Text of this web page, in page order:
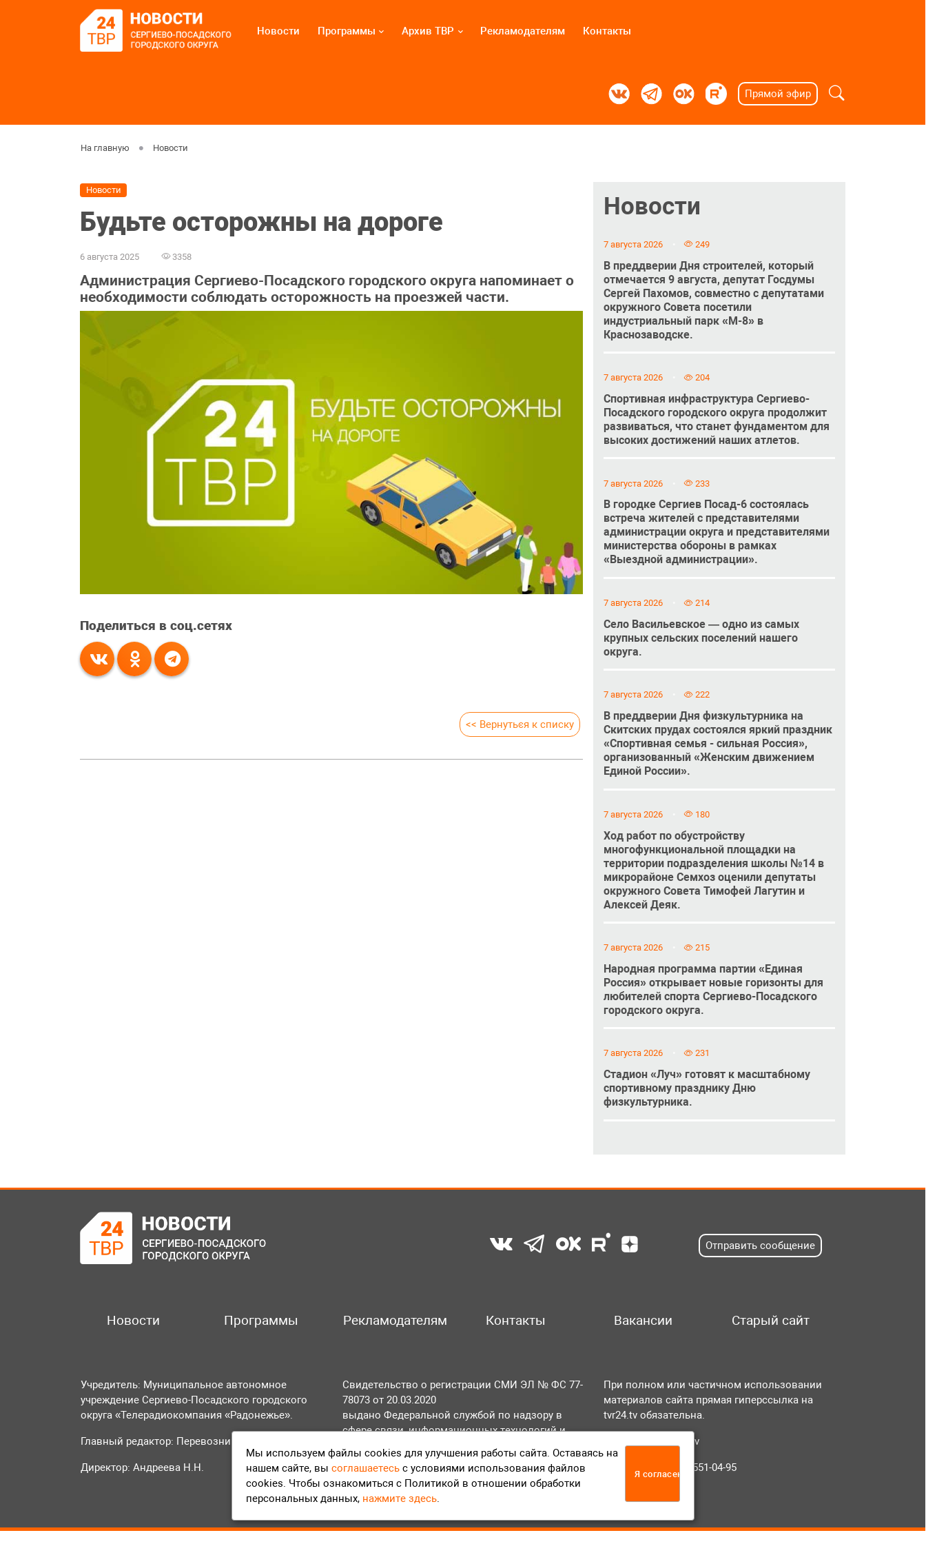
Новости Программы Архив ТВР Рекламодателям Контакты
Прямой эфир
На главную Новости
Новости
Будьте осторожны на дороге
6 августа 2025 3358
Администрация Сергиево-Посадского городского округа напоминает о
необходимости соблюдать осторожность на проезжей части.
Поделиться в соц.сетях
<< Вернуться к списку
Новости
7 августа 2026 249
В преддверии Дня строителей, который
отмечается 9 августа, депутат Госдумы
Сергей Пахомов, совместно с депутатами
окружного Совета посетили
индустриальный парк «М-8» в
Краснозаводске.
7 августа 2026 204
Спортивная инфраструктура Сергиево-
Посадского городского округа продолжит
развиваться, что станет фундаментом для
высоких достижений наших атлетов.
7 августа 2026 233
В городке Сергиев Посад-6 состоялась
встреча жителей с представителями
администрации округа и представителями
министерства обороны в рамках
«Выездной администрации».
7 августа 2026 214
Село Васильевское — одно из самых
крупных сельских поселений нашего
округа.
7 августа 2026 222
В преддверии Дня физкультурника на
Скитских прудах состоялся яркий праздник
«Спортивная семья - сильная Россия»,
организованный «Женским движением
Единой России».
7 августа 2026 180
Ход работ по обустройству
многофункциональной площадки на
территории подразделения школы №14 в
микрорайоне Семхоз оценили депутаты
окружного Совета Тимофей Лагутин и
Алексей Деяк.
7 августа 2026 215
Народная программа партии «Единая
Россия» открывает новые горизонты для
любителей спорта Сергиево-Посадского
городского округа.
7 августа 2026 231
Стадион «Луч» готовят к масштабному
спортивному празднику Дню
физкультурника.
Отправить сообщение
Новости Программы Рекламодателям Контакты Вакансии Старый сайт
Учредитель: Муниципальное автономное
учреждение Сергиево-Посадского городского
округа «Телерадиокомпания «Радонежье».
Главный редактор: Перевозникова О.А.
Директор: Андреева Н.Н.
Свидетельство о регистрации СМИ ЭЛ № ФС 77-
78073 от 20.03.2020
выдано Федеральной службой по надзору в
сфере связи, информационных технологий и
массовых коммуникаций (Роскомнадзор).
Положение об обработке персональных данных
Согласие на обработку персональных данных
При полном или частичном использовании
материалов сайта прямая гиперссылка на
tvr24.tv обязательна.
info@tvr24.tv
Телефон: +7 (496) 551-04-95
Мы используем файлы cookies для улучшения работы сайта. Оставаясь на
нашем сайте, вы соглашаетесь с условиями использования файлов
cookies. Чтобы ознакомиться с Политикой в отношении обработки
персональных данных, нажмите здесь.
Я согласен